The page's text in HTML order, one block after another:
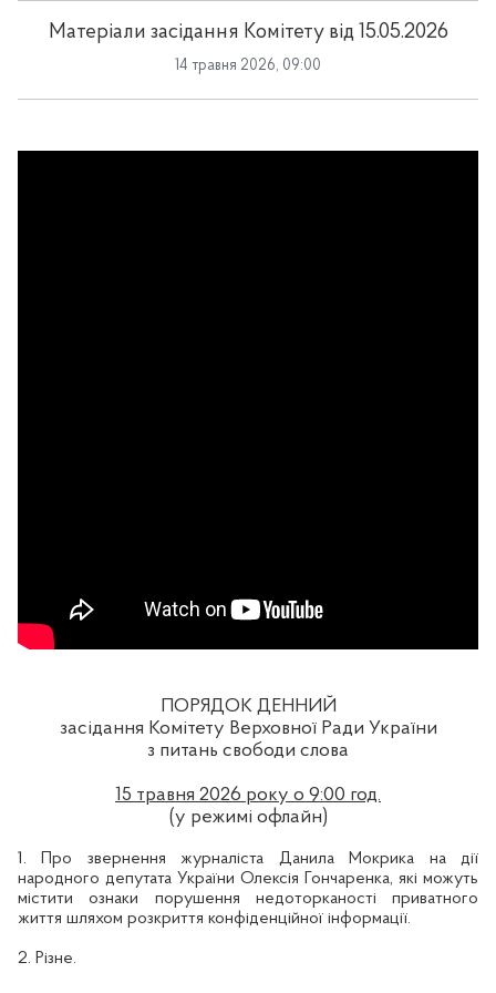
Матеріали засідання Комітету від 15.05.2026
14 травня 2026, 09:00
ПОРЯДОК ДЕННИЙ
засідання Комітету Верховної Ради України
з питань свободи слова
15 травня 2026 року о 9:00 год.
(у режимі офлайн)
1. Про звернення журналіста Данила Мокрика на дії
народного депутата України Олексія Гончаренка, які можуть
містити ознаки порушення недоторканості приватного
життя шляхом розкриття конфіденційної інформації.
2. Різне.